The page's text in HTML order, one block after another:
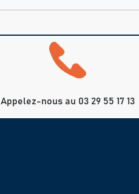
Appelez-nous au 03 29 55 17 13